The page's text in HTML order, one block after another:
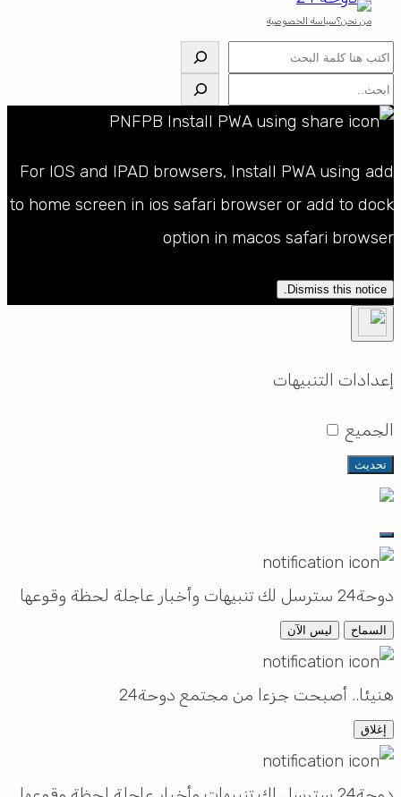
من نحن؟سياسة الخصوصية
البحث
البحث
For IOS and IPAD browsers, Install PWA using add
to home screen in ios safari browser or add to dock
option in macos safari browser
Dismiss this notice.
إعدادات التنبيهات
الجميع
تحديث
دوحة24 سترسل لك تنبيهات وأخبار عاجلة لحظة وقوعها
السماح ليس الآن
هنيئا.. أصبحت جزءا من مجتمع دوحة24
إغلاق